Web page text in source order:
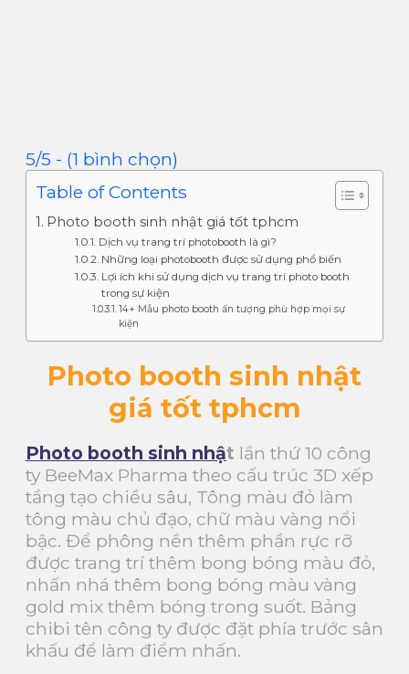
5/5 - (1 bình chọn)
Table of Contents
Photo booth sinh nhật giá tốt tphcm
Dịch vụ trang trí photobooth là gì?
Những loại photobooth được sử dụng phổ biến
Lợi ích khi sử dụng dịch vụ trang trí photo booth
trong sự kiện
14+ Mẫu photo booth ấn tượng phù hợp mọi sự
kiện
Photo booth sinh nhật
giá tốt tphcm
Photo booth sinh nhật lần thứ 10 công
ty BeeMax Pharma theo cấu trúc 3D xếp
tầng tạo chiều sâu, Tông màu đỏ làm
tông màu chủ đạo, chữ màu vàng nổi
bậc. Để phông nền thêm phần rực rỡ
được trang trí thêm bong bóng màu đỏ,
nhấn nhá thêm bong bóng màu vàng
gold mix thêm bóng trong suốt. Bảng
chibi tên công ty được đặt phía trước sân
khấu để làm điểm nhấn.